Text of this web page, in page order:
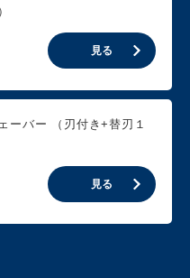
見る
ーバー （刃付き+替刃１
見る